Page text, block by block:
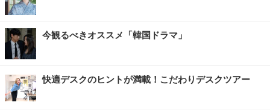
今観るべきオススメ「韓国ドラマ」
快適デスクのヒントが満載！こだわりデスクツアー